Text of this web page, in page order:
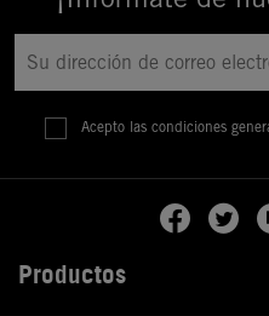
Acepto las condiciones
Productos